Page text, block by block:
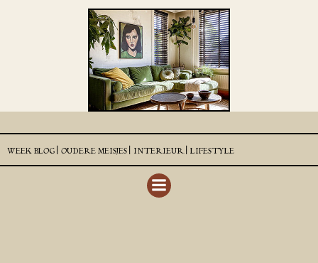
WEEK BLOG | OUDERE MEISJES | INTERIEUR | LIFESTYLE